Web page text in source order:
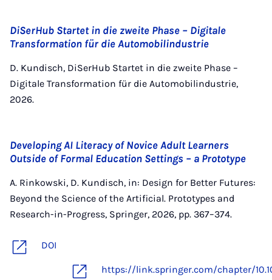
DiSerHub Startet in die zweite Phase – Digitale
Transformation für die Automobilindustrie
D. Kundisch, DiSerHub Startet in die zweite Phase –
Digitale Transformation für die Automobilindustrie,
2026.
Developing AI Literacy of Novice Adult Learners
Outside of Formal Education Settings – a Prototype
A. Rinkowski, D. Kundisch, in: Design for Better Futures:
Beyond the Science of the Artificial. Prototypes and
Research-in-Progress, Springer, 2026, pp. 367–374.
DOI
https://link.springer.com/chapter/